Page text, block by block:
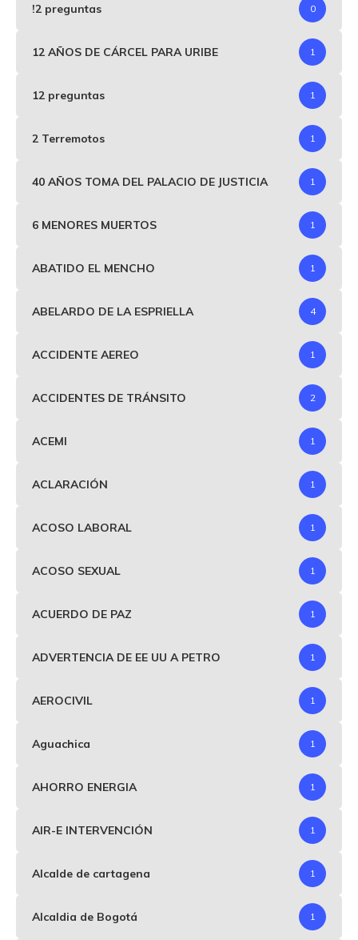
!2 preguntas 0
12 AÑOS DE CÁRCEL PARA URIBE 1
12 preguntas 1
2 Terremotos 1
40 AÑOS TOMA DEL PALACIO DE JUSTICIA 1
6 MENORES MUERTOS 1
ABATIDO EL MENCHO 1
ABELARDO DE LA ESPRIELLA 4
ACCIDENTE AEREO 1
ACCIDENTES DE TRÁNSITO 2
ACEMI 1
ACLARACIÓN 1
ACOSO LABORAL 1
ACOSO SEXUAL 1
ACUERDO DE PAZ 1
ADVERTENCIA DE EE UU A PETRO 1
AEROCIVIL 1
Aguachica 1
AHORRO ENERGIA 1
AIR-E INTERVENCIÓN 1
Alcalde de cartagena 1
Alcaldia de Bogotá 1